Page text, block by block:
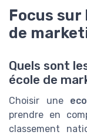
Focus
de
Quels sont
école de
Choisir une
prendre en
classement